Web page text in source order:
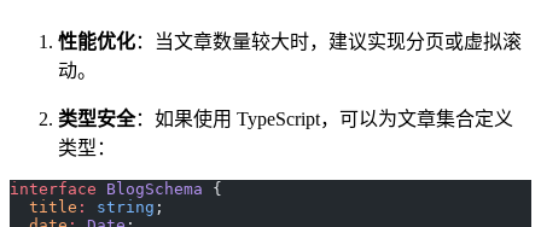
性能优化：当文章数量较大时，建议实现分页或虚拟滚
动。
类型安全：如果使用 TypeScript，可以为文章集合定义
类型：
interface BlogSchema {
  title
: string ;